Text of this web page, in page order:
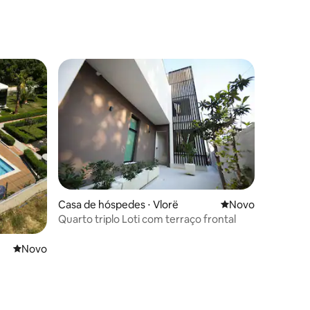
Novo lugar para ficar
Novo
Casa de hóspedes ⋅ Vlorë Novo lugar para
Novo
Quarto triplo Loti com terraço frontal